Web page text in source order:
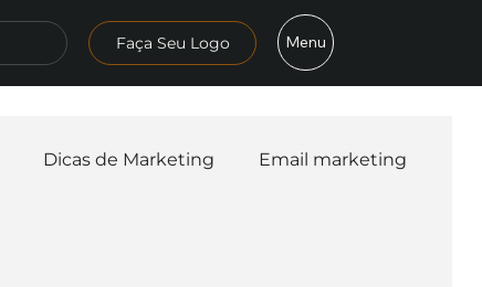
Faça Seu Logo Menu
Dicas de Marketing Email marketing